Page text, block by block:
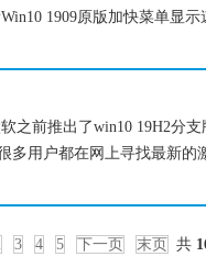
1909原版加快菜单显
之前推出了win10 19H2分
多用户都在网上寻找最新
3 4 5 下一页 末页 共